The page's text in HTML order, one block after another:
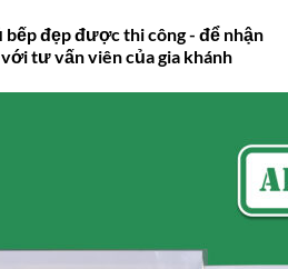
bếp đẹp được thi công - để nhận
tư vấn viên của gia khánh